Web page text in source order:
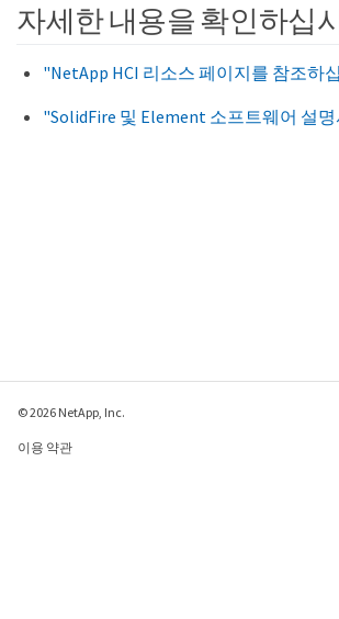
자세한 내용을 확인하십
"NetApp HCI 리소스 페이지를 참조하
"SolidFire 및 Element 소프트웨어 설
© 2026 NetApp, Inc.
이용 약관